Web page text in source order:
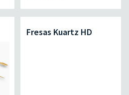
Fresas Kuartz HD